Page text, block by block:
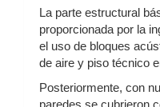
La parte estructural
proporcionada por la
el uso de bloques
de aire y piso técnico
Posteriormente, con